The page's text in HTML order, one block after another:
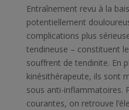
Entraînement revu à la
potentiellement
complications plus
tendineuse – constituent
souffrent de tendinite. En
kinésithérapeute, ils sont
sous anti-inflammatoires.
courantes, on retrouve